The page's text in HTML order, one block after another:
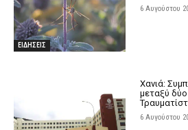
ΕΙΔΗΣΕΙΣ
6 Αυγούστου
Χανιά:
μεταξύ
6 Αυγούστου